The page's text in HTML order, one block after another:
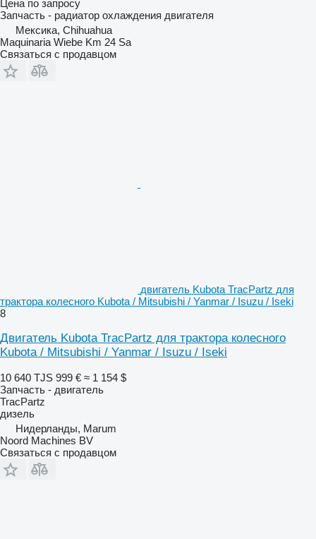
Цена по запросу
Запчасть - радиатор охлаждения двигателя
Мексика, Chihuahua
Maquinaria Wiebe Km 24 Sa
Связаться с продавцом
двигатель Kubota TracPartz для
трактора колесного Kubota / Mitsubishi / Yanmar / Isuzu / Iseki
8
Двигатель Kubota TracPartz для трактора колесного
Kubota / Mitsubishi / Yanmar / Isuzu / Iseki
10 640 TJS 999 € ≈ 1 154 $
Запчасть - двигатель
TracPartz
дизель
Нидерланды, Marum
Noord Machines BV
Связаться с продавцом